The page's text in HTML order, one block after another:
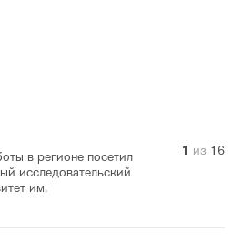
в регионе посетил
исследовательский
им.
1 из 16
2 из 16
3 из 16
4 из 16
5 из 16
6 из 16
7 из 16
8 из 16
9 из 16
10 из 16
11 из 16
12 из 16
13 из 16
14 из 16
15 из 16
16 из 16